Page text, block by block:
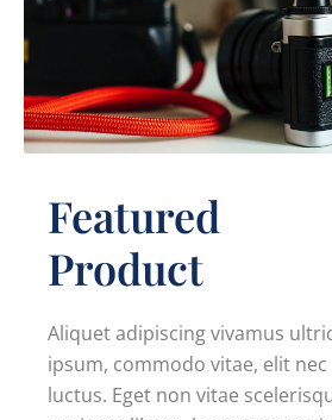
Featured
Product
Aliquet adipiscing vivamus
ipsum, commodo vitae, elit nec
luctus. Eget non vitae